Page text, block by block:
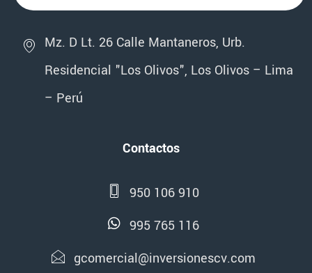
Mz. D Lt. 26 Calle Mantaneros, Urb.
Residencial "Los Olivos", Los Olivos – Lima
– Perú
Contactos
950 106 910
995 765 116
gcomercial@inversionescv.com